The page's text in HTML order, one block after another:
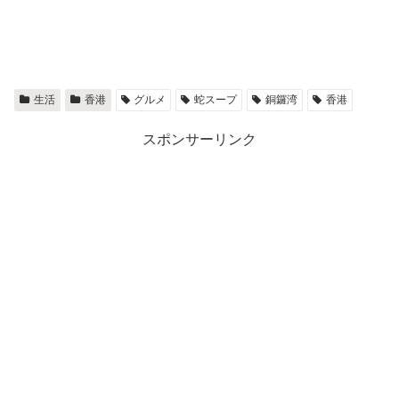
生活 香港 グルメ 蛇スープ 銅鑼湾 香港
スポンサーリンク